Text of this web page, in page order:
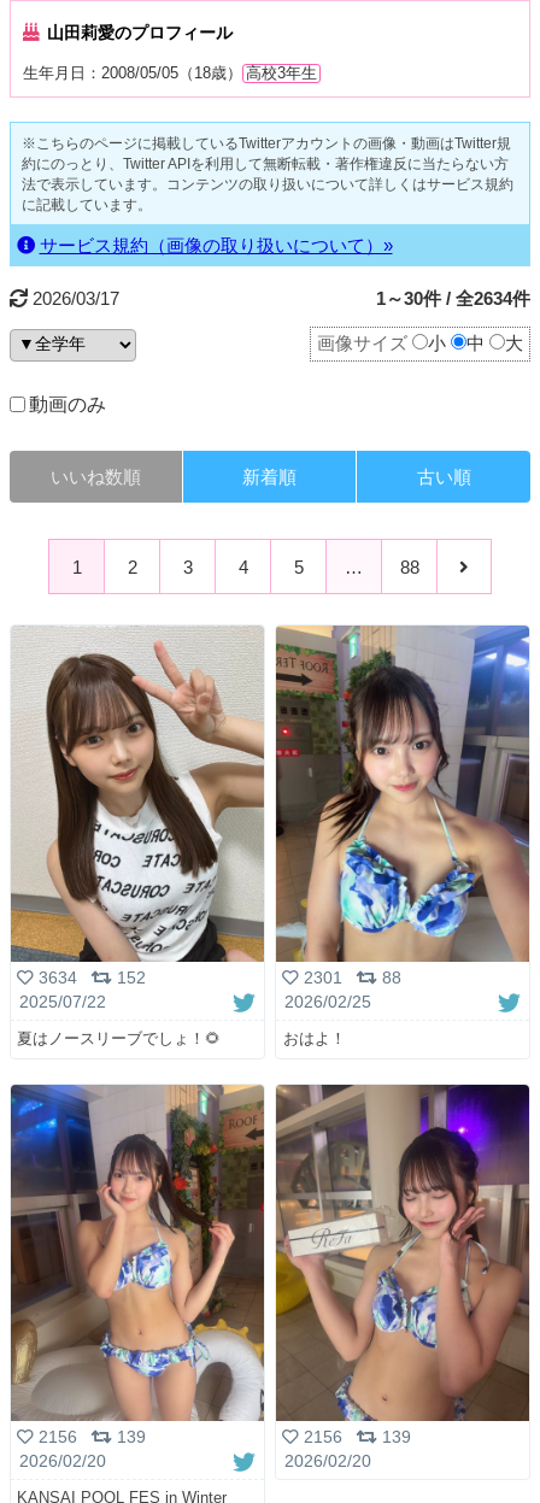
山田莉愛のプロフィール
生年月日：2008/05/05（18歳） 高校3年生
※こちらのページに掲載しているTwitterアカウントの画像・動画はTwitter規
約にのっとり、Twitter APIを利用して無断転載・著作権違反に当たらない方
法で表示しています。コンテンツの取り扱いについて詳しくはサービス規約
に記載しています。
サービス規約（画像の取り扱いについて）»
2026/03/17 1～30件 / 全2634件
画像サイズ 小 中 大
動画のみ
いいね数順 新着順 古い順
1 2 3 4 5 … 88
3634
152
2025/07/22
夏はノースリーブでしょ！🌻
2301
88
2026/02/25
おはよ！
2156
139
2026/02/20
KANSAI POOL FES in Winter
2156
139
2026/02/20